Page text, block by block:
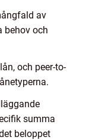
av
behov och
och peer-to-
summa
beloppet